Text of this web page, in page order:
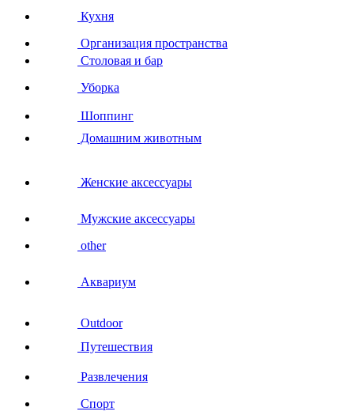
Кухня
Организация пространства
Столовая и бар
Уборка
Шоппинг
Домашним животным
Женские аксессуары
Мужские аксессуары
other
Аквариум
Outdoor
Путешествия
Развлечения
Спорт